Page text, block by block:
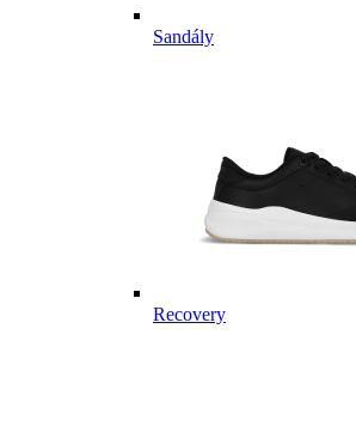
Sandály
Recovery